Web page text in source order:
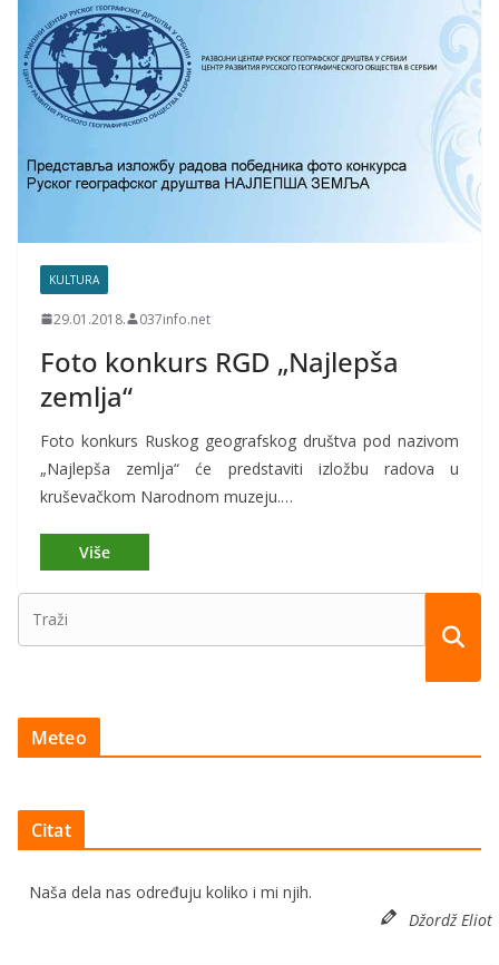
KULTURA
29.01.2018. 037info.net
Foto konkurs RGD „Najlepša
zemlja“
Foto konkurs Ruskog geografskog društva pod nazivom
„Najlepša zemlja“ će predstaviti izložbu radova u
kruševačkom Narodnom muzeju.…
Meteo
Citat
Naša dela nas određuju koliko i mi njih.
Džordž Eliot